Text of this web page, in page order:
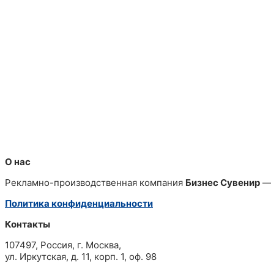
О нас
Рекламно-производственная компания Бизнес Сувенир —
Политика конфиденциальности
Контакты
107497, Россия, г. Москва,
ул. Иркутская, д. 11, корп. 1, оф. 98